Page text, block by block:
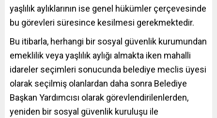
yaşlılık aylıklarının ise genel hükümler çerçevesinde
bu görevleri süresince kesilmesi gerekmektedir.
Bu itibarla, herhangi bir sosyal güvenlik kurumundan
emeklilik veya yaşlılık aylığı almakta iken mahalli
idareler seçimleri sonucunda belediye meclis üyesi
olarak seçilmiş olanlardan daha sonra Belediye
Başkan Yardımcısı olarak görevlendirilenlerden,
yeniden bir sosyal güvenlik kuruluşu ile